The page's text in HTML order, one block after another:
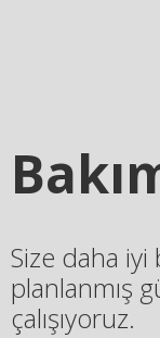
Size daha
planlanmış
çalışıyoruz.